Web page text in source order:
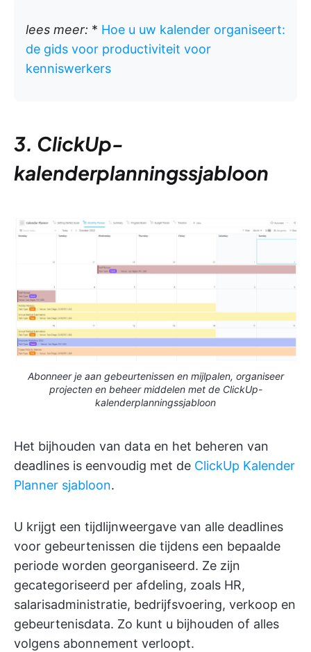
lees meer: * Hoe u uw kalender organiseert:
de gids voor productiviteit voor
kenniswerkers
3. ClickUp-
kalenderplanningssjabloon
Abonneer je aan gebeurtenissen en mijlpalen, organiseer
projecten en beheer middelen met de ClickUp-
kalenderplanningssjabloon
Het bijhouden van data en het beheren van
deadlines is eenvoudig met de ClickUp Kalender
Planner sjabloon.
U krijgt een tijdlijnweergave van alle deadlines
voor gebeurtenissen die tijdens een bepaalde
periode worden georganiseerd. Ze zijn
gecategoriseerd per afdeling, zoals HR,
salarisadministratie, bedrijfsvoering, verkoop en
gebeurtenisdata. Zo kunt u bijhouden of alles
volgens abonnement verloopt.